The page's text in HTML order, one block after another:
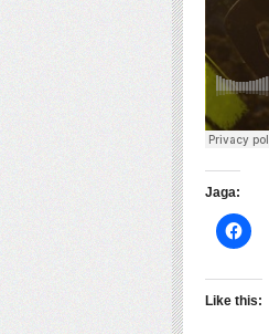
Jaga:
Like this: